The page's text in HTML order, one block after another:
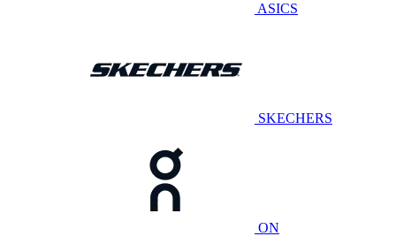
ASICS
SKECHERS
ON